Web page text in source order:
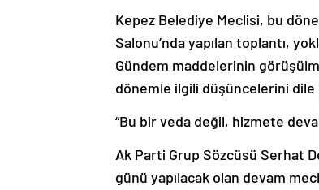
Kepez Belediye Meclisi, bu
Salonu’nda yapılan toplantı,
Gündem maddelerinin
dönemle ilgili düşüncelerini
“Bu bir veda değil, hizmete
Ak Parti Grup Sözcüsü Serhat
günü yapılacak olan devam